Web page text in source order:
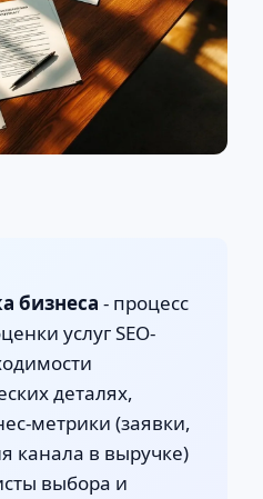
бизнеса - процесс
услуг SEO-
деталях,
метрики (заявки,
канала в выручке)
выбора и